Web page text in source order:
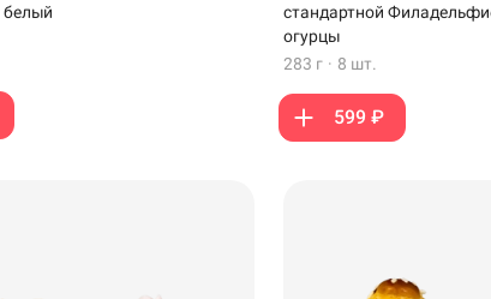
белый
стандартной
огурцы
283 г · 8 шт.
599 ₽